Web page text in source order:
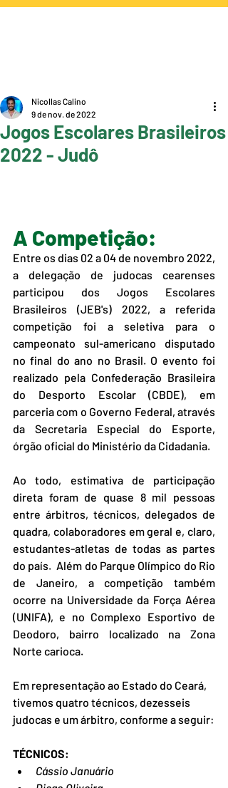
Jogos Escolares Brasileiros
2022 - Judô
Nicollas Calino
9 de nov. de 2022
A Competição:
Entre os dias 02 a 04 de novembro 2022,
a delegação de judocas cearenses
participou dos Jogos Escolares
Brasileiros (JEB's) 2022, a referida
competição foi a seletiva para o
campeonato sul-americano disputado
no final do ano no Brasil. O evento foi
realizado pela Confederação Brasileira
do Desporto Escolar (CBDE), em
parceria com o Governo Federal, através
da Secretaria Especial do Esporte,
órgão oficial do Ministério da Cidadania.
Ao todo, estimativa de participação
direta foram de quase 8 mil pessoas
entre árbitros, técnicos, delegados de
quadra, colaboradores em geral e, claro,
estudantes-atletas de todas as partes
do país.  Além do Parque Olímpico do Rio
de Janeiro, a competição também
ocorre na Universidade da Força Aérea
(UNIFA), e no Complexo Esportivo de
Deodoro, bairro localizado na Zona
Norte carioca.
Em representação ao Estado do Ceará,
tivemos quatro técnicos, dezesseis
judocas e um árbitro, conforme a seguir:
TÉCNICOS:
Cássio Januário